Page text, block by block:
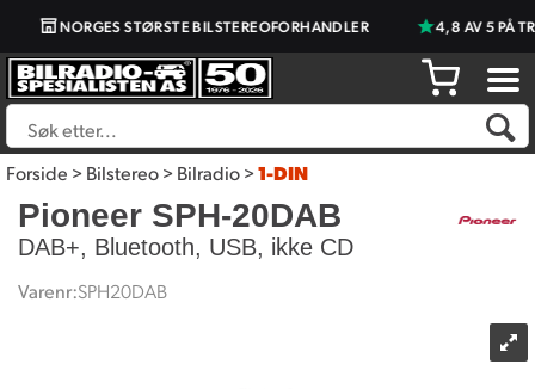
NORGES STØRSTE BILSTEREOFORHANDLER 4,8 AV 5 PÅ
Forside>Bilstereo>Bilradio>1-DIN
Pioneer SPH-20DAB
DAB+, Bluetooth, USB, ikke CD
Varenr:SPH20DAB